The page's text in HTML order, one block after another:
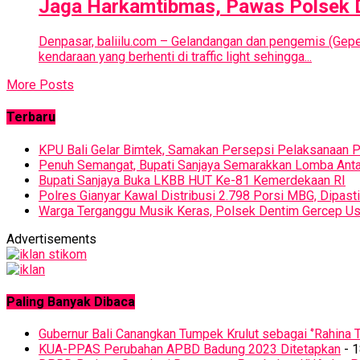
Jaga Harkamtibmas, Pawas Polsek
Denpasar, baliilu.com – Gelandangan dan pengemis
kendaraan yang berhenti di traffic light sehingga...
More Posts
Terbaru
KPU Bali Gelar Bimtek, Samakan Persepsi Pelaksanaan
Penuh Semangat, Bupati Sanjaya Semarakkan Lomba
Bupati Sanjaya Buka LKBB HUT Ke-81 Kemerdekaan RI
Polres Gianyar Kawal Distribusi 2.798 Porsi MBG,
Warga Terganggu Musik Keras, Polsek Dentim Gercep
Advertisements
Paling Banyak Dibaca
Gubernur Bali Canangkan Tumpek Krulut sebagai ‘’Rahina
KUA-PPAS Perubahan APBD Badung 2023 Ditetapkan -